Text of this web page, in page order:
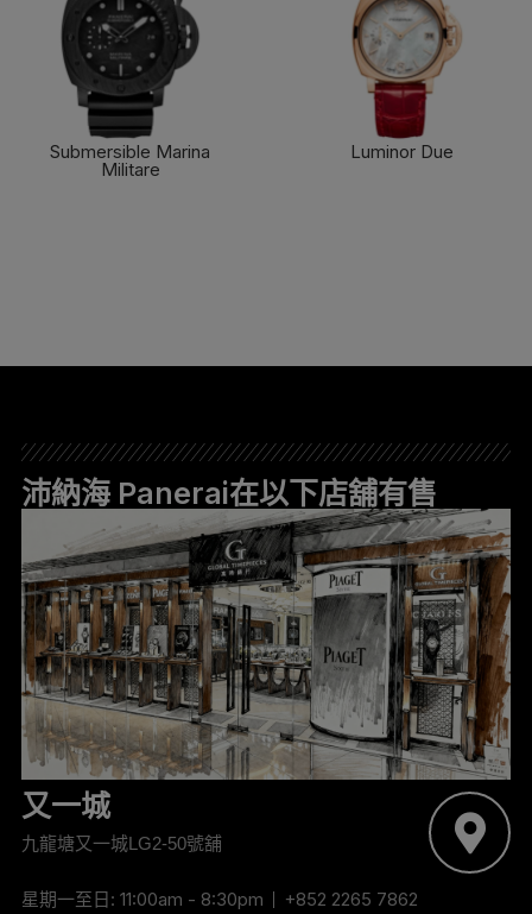
Submersible Marina
Militare
Luminor Due
沛納海 Panerai在以下店舖有售
又一城
九龍塘又一城LG2-50號舖
星期一至日: 11:00am - 8:30pm +852 2265 7862